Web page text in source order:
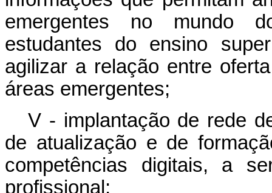
emergentes no mundo
estudantes do ensino
agilizar a relação entre
áreas emergentes;
V - implantação de rede
de atualização e de
competências digitais, a
profissional;